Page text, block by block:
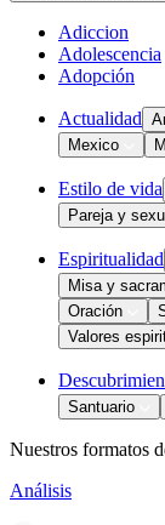
Adiccion
Adolescencia
Adopción
Actualidad
Mexico
Estilo de vida
Pareja y
Espiritualidad
Misa y
Oración
Valores
Santuario
Nuestros formatos
Análisis